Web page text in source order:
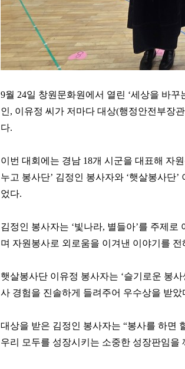
9월 24일 창원문화원에서 열린 ‘세상을 바꾸
인, 이유정 씨가 저마다 대상(행정안전부장
다.
이번 대회에는 경남 18개 시군을 대표해 자
누고 봉사단’ 김정인 봉사자와 ‘햇살봉사단’
었다.
김정인 봉사자는 ‘빛나라, 별들아’를 주제로
며 자원봉사로 외로움을 이겨낸 이야기를 전
햇살봉사단 이유정 봉사자는 ‘슬기로운 봉사
사 경험을 진솔하게 들려주어 우수상을 받았
대상을 받은 김정인 봉사자는 “봉사를 하면
우리 모두를 성장시키는 소중한 성장판임을